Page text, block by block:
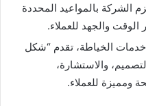
الشركة بالمواعيد المحددة
الوقت والجهد للعملاء.
خدمات الخياطة، تقدم “شكل
والاستشارة،
ومميزة للعملاء.